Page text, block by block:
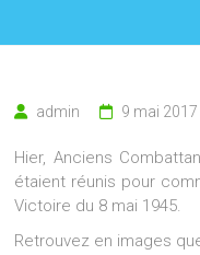
admin 9 mai 2017
Hier, Anciens
étaient réunis pour
Victoire du 8 mai 1945.
Retrouvez en images